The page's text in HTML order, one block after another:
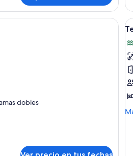
Un dormitorio moderno con una
dobles